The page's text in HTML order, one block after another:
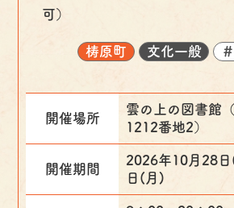
可）
梼原町 文化一般
開催場所
雲の上の図書館
1212番地2）
開催期間
2026年10月28
日(月)